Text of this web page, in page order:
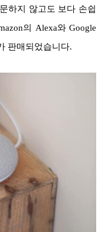
하지 않고도 보다 손쉽
의 Alexa와 Google
판매되었습니다.